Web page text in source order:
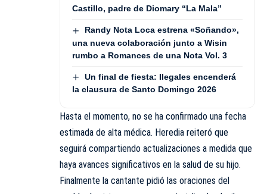
Castillo, padre de Diomary “La Mala”
Randy Nota Loca estrena «Soñando»,
una nueva colaboración junto a Wisin
rumbo a Romances de una Nota Vol. 3
Un final de fiesta: Ilegales encenderá
la clausura de Santo Domingo 2026
Hasta el momento, no se ha confirmado una fecha
estimada de alta médica. Heredia reiteró que
seguirá compartiendo actualizaciones a medida que
haya avances significativos en la salud de su hijo.
Finalmente la cantante pidió las oraciones del